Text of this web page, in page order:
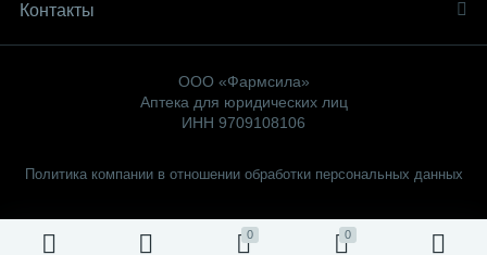
0 0
Контакты
ООО «Фармсила»
Аптека для юридических лиц
ИНН 9709108106
Политика компании в отношении обработки персональных данных